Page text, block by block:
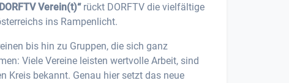
Verein(t)“rückt DORFTV die vielfältige
ins Rampenlicht.
bis hin zu Gruppen, die sich ganz
Viele Vereine leisten wertvolle Arbeit, sind
Kreis bekannt. Genau hier setzt das neue